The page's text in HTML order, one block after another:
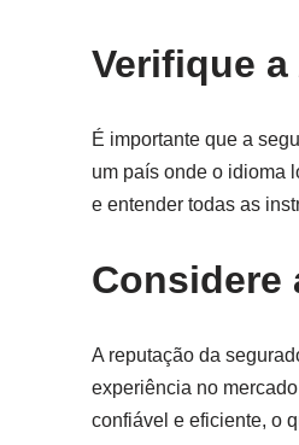
Verifique
É importante que a
um país onde o idioma
e entender todas as
Considere
A reputação da
experiência no
confiável e eficiente, o